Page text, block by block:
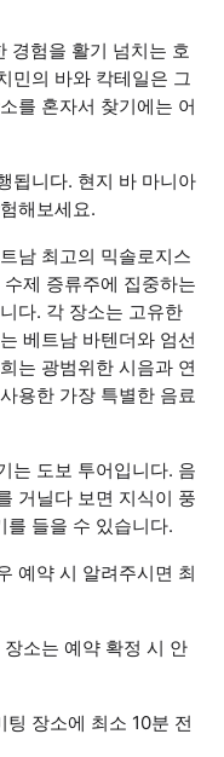
경험을 활기 넘치는 호
민의 바와 칵테일은 그
를 혼자서 찾기에는 어
됩니다. 현지 바 마니아
해보세요.
남 최고의 믹솔로지스
제 증류주에 집중하는
다. 각 장소는 고유한
베트남 바텐더와 엄선
는 광범위한 시음과 연
용한 가장 특별한 음료
는 도보 투어입니다. 음
거닐다 보면 지식이 풍
를 들을 수 있습니다.
예약 시 알려주시면 최
소는 예약 확정 시 안
장소에 최소 10분 전